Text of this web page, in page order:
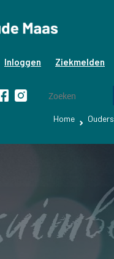
Inloggen Ziekmelden
Home Ouders